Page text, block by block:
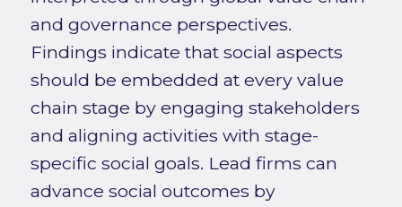
and governance perspectives.
Findings indicate that social aspects
should be embedded at every value
chain stage by engaging stakeholders
and aligning activities with stage-
specific social goals. Lead firms can
advance social outcomes by